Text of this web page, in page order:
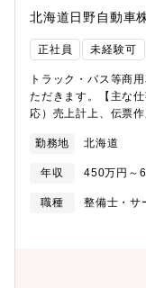
北海道日野自動車
正社員 未経験可
トラック・バス等商
ただきます。【主な
応）売上計上、伝
支える物流の主役で
がいあるお仕事。【
条３丁目２番１５
勤務地 北海道
年収 450万円～
職種
整備士・サ